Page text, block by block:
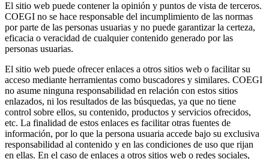
El sitio web puede contener la opinión y puntos de vista de terceros.
COEGI no se hace responsable del incumplimiento de las normas
por parte de las personas usuarias y no puede garantizar la certeza,
eficacia o veracidad de cualquier contenido generado por las
personas usuarias.
El sitio web puede ofrecer enlaces a otros sitios web o facilitar su
acceso mediante herramientas como buscadores y similares. COEGI
no asume ninguna responsabilidad en relación con estos sitios
enlazados, ni los resultados de las búsquedas, ya que no tiene
control sobre ellos, su contenido, productos y servicios ofrecidos,
etc. La finalidad de estos enlaces es facilitar otras fuentes de
información, por lo que la persona usuaria accede bajo su exclusiva
responsabilidad al contenido y en las condiciones de uso que rijan
en ellas. En el caso de enlaces a otros sitios web o redes sociales,